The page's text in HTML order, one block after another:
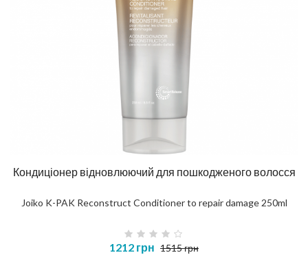
Кондиціонер відновлюючий для пошкодженого волосся
Joiko K-PAK Reconstruct Conditioner to repair damage 250ml
1212 грн 1515 грн